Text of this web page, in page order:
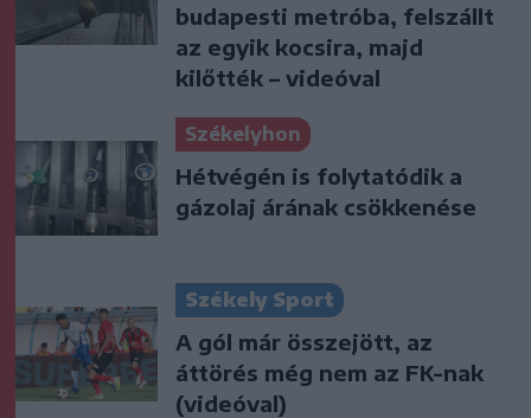
budapesti metróba, felszállt
az egyik kocsira, majd
kilőtték – videóval
Székelyhon
Hétvégén is folytatódik a
gázolaj árának csökkenése
Székely Sport
A gól már összejött, az
áttörés még nem az FK-nak
(videóval)